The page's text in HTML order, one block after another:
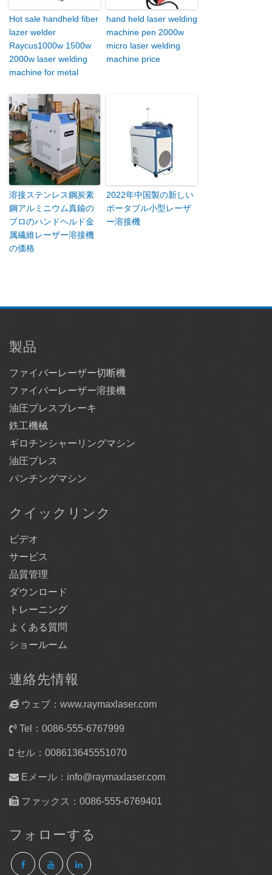
Hot sale handheld fiber
lazer welder
Raycus1000w 1500w
2000w laser welding
machine for metal
hand held laser welding
machine pen 2000w
micro laser welding
machine price
溶接ステンレス鋼炭素
鋼アルミニウム真鍮の
プロのハンドヘルド金
属繊維レーザー溶接機
の価格
2022年中国製の新しい
ポータブル小型レーザ
ー溶接機
製品
ファイバーレーザー切断機
ファイバーレーザー溶接機
油圧プレスブレーキ
鉄工機械
ギロチンシャーリングマシン
油圧プレス
パンチングマシン
クイックリンク
ビデオ
サービス
品質管理
ダウンロード
トレーニング
よくある質問
ショールーム
連絡先情報
ウェブ：www.raymaxlaser.com
Tel：0086-555-6767999
セル：008613645551070
Eメール： info@raymaxlaser.com
ファックス：0086-555-6769401
フォローする